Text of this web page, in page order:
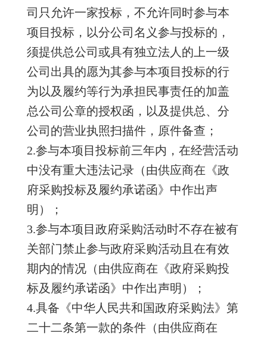
司只允许一家投标，不允许同时参与本
项目投标，以分公司名义参与投标的，
须提供总公司或具有独立法人的上一级
公司出具的愿为其参与本项目投标的行
为以及履约等行为承担民事责任的加盖
总公司公章的授权函，以及提供总、分
公司的营业执照扫描件，原件备查；
2.参与本项目投标前三年内，在经营活动
中没有重大违法记录（由供应商在《政
府采购投标及履约承诺函》中作出声
明）；
3.参与本项目政府采购活动时不存在被有
关部门禁止参与政府采购活动且在有效
期内的情况（由供应商在《政府采购投
标及履约承诺函》中作出声明）；
4.具备《中华人民共和国政府采购法》第
二十二条第一款的条件（由供应商在